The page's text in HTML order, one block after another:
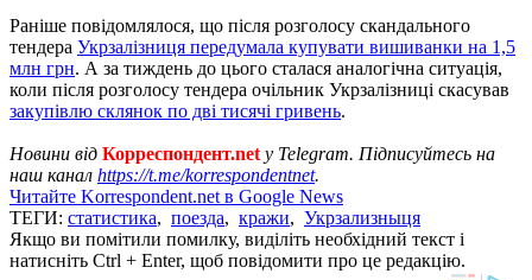
Раніше повідомлялося, що після розголосу скандального
тендера Укрзалізниця передумала купувати вишиванки на 1,5
млн грн. А за тиждень до цього сталася аналогічна ситуація,
коли після розголосу тендера очільник Укрзалізниці скасував
закупівлю склянок по дві тисячі гривень.
Новини від Корреспондент.net у Telegram. Підписуйтесь на
наш канал https://t.me/korrespondentnet.
Читайте Korrespondent.net в Google News
ТЕГИ: статистика, поезда, кражи, Укрзализныця
Якщо ви помітили помилку, виділіть необхідний текст і
натисніть Ctrl + Enter, щоб повідомити про це редакцію.